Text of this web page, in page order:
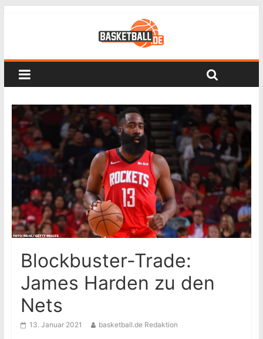
Blockbuster-Trade:
James Harden zu den
Nets
13. Januar 2021 basketball.de Redaktion